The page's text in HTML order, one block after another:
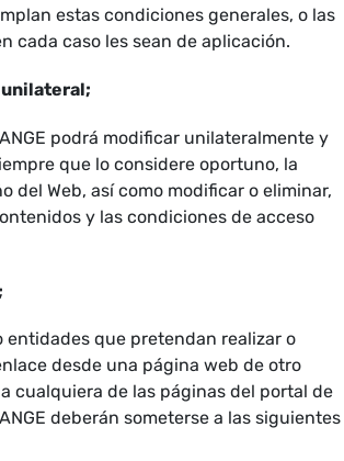
estas condiciones generales, o las
cada caso les sean de aplicación.
podrá modificar unilateralmente y
que lo considere oportuno, la
del Web, así como modificar o eliminar,
y las condiciones de acceso
entidades que pretendan realizar o
desde una página web de otro
cualquiera de las páginas del portal de
deberán someterse a las siguientes